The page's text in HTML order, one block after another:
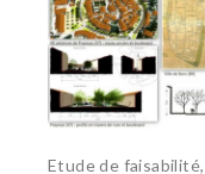
Etude de